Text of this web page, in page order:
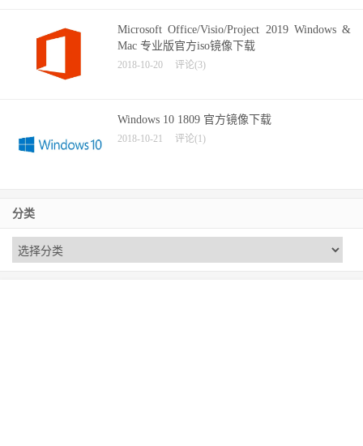
Microsoft Office/Visio/Project 2019 Windows &
Mac 专业版官方iso镜像下载
2018-10-20 评论(3)
Windows 10 1809 官方镜像下载
2018-10-21 评论(1)
分类